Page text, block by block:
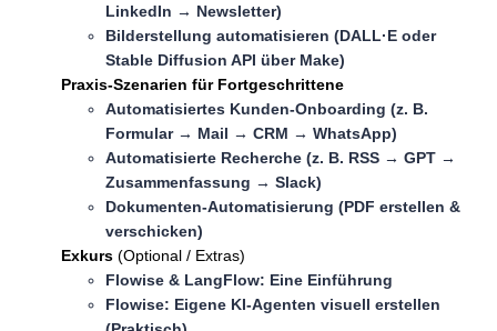
LinkedIn → Newsletter)
Bilderstellung automatisieren (DALL·E oder
Stable Diffusion API über Make)
Praxis-Szenarien für Fortgeschrittene
Automatisiertes Kunden-Onboarding (z. B.
Formular → Mail → CRM → WhatsApp)
Automatisierte Recherche (z. B. RSS → GPT →
Zusammenfassung → Slack)
Dokumenten-Automatisierung (PDF erstellen &
verschicken)
Exkurs (Optional / Extras)
Flowise & LangFlow: Eine Einführung
Flowise: Eigene KI-Agenten visuell erstellen